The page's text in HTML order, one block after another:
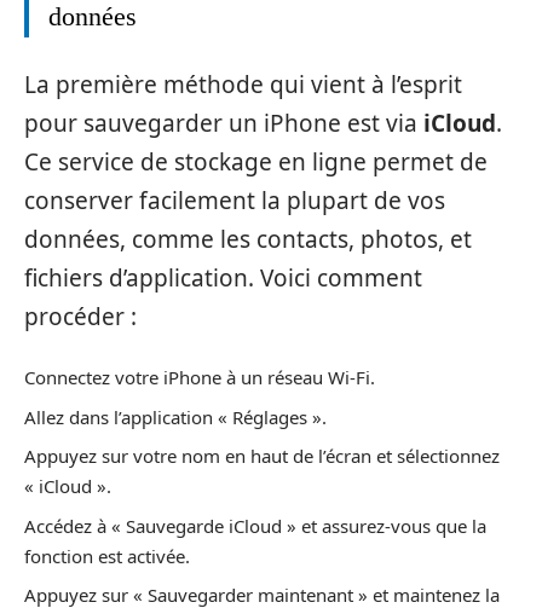
données
La première méthode qui vient à l’esprit
pour sauvegarder un iPhone est via iCloud.
Ce service de stockage en ligne permet de
conserver facilement la plupart de vos
données, comme les contacts, photos, et
fichiers d’application. Voici comment
procéder :
Connectez votre iPhone à un réseau Wi-Fi.
Allez dans l’application « Réglages ».
Appuyez sur votre nom en haut de l’écran et sélectionnez
« iCloud ».
Accédez à « Sauvegarde iCloud » et assurez-vous que la
fonction est activée.
Appuyez sur « Sauvegarder maintenant » et maintenez la